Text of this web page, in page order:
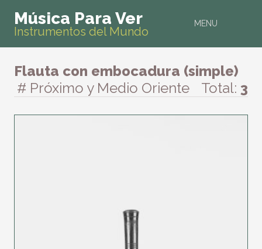
MENU
Música Para Ver
Instrumentos del Mundo
Flauta con embocadura (simple)
# Próximo y Medio Oriente
Total: 3